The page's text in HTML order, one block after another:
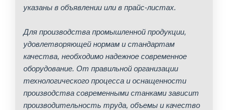
указаны в объявлении или в прайс-листах.
Для производства промышленной продукции,
удовлетворяющей нормам и стандартам
качества, необходимо надежное современное
оборудование. От правильной организации
технологического процесса и оснащенности
производства современными станками зависит
производительность труда, объемы и качество